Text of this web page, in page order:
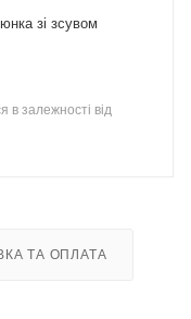
зі зсувом
в залежності від
ТА ОПЛАТА